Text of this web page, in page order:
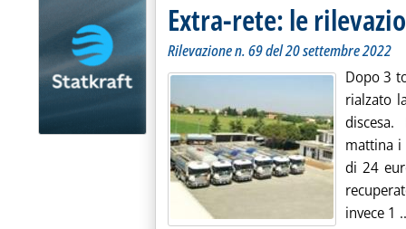
Extra-rete: le
Rilevazione n. 69 del 20 settembre 2022
Dopo 3
rialzato
mattina i
di 24
invece 1